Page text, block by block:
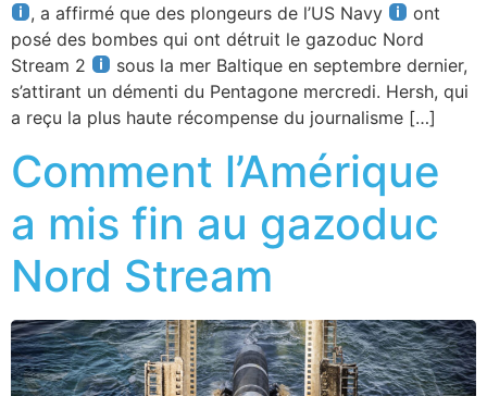
, a affirmé que des plongeurs de l’US Navy
ont
posé des bombes qui ont détruit le gazoduc Nord
Stream 2
sous la mer Baltique en septembre dernier,
s’attirant un démenti du Pentagone mercredi. Hersh, qui
a reçu la plus haute récompense du journalisme […]
Comment l’Amérique
a mis fin au gazoduc
Nord Stream